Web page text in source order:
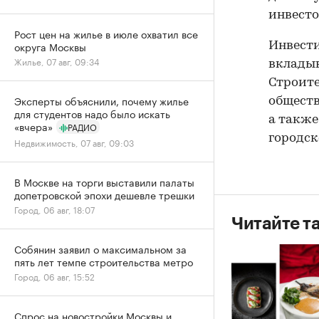
а
Читайте
Рост цен на жилье в июле охватил все
округа Москвы
Жилье, 07 авг, 09:34
Эксперты объяснили, почему жилье
для студентов надо было искать
«вчера»
РАДИО
Недвижимость, 07 авг, 09:03
В Москве на торги выставили палаты
допетровской эпохи дешевле трешки
Город, 06 авг, 18:07
Собянин заявил о максимальном за
пять лет темпе строительства метро
Город, 06 авг, 15:52
Спрос на новостройки Москвы и